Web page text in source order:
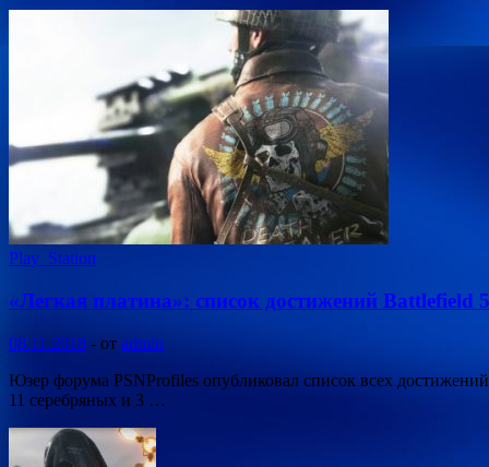
Play_Station
«Легкая платина»: список достижений Battlefield
08.11.2018 - от admin
Юзер форума PSNProfiles опубликовал список всех
11 серебряных и 3 …